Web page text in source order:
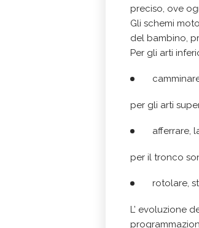
preciso, ove
Gli schemi
del bambino,
Per gli arti
per gli arti
afferrare,
per il tronco
rotolare,
L’ evoluzione